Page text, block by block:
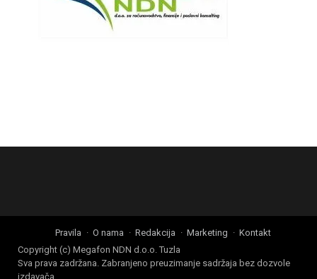
Pravila O nama Redakcija Marketing
Kontakt
Copyright (c) Megafon NDN d.o.o. Tuzla
Sva prava zadržana. Zabranjeno preuzimanje sadržaja bez dozvole
izdavača.